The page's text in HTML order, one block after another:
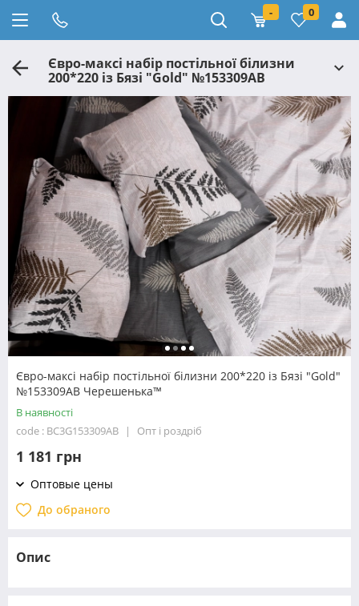
- 0
Євро-максі набір постільної білизни
200*220 із Бязі "Gold" №153309АВ
Черешенька™
Євро-максі набір постільної білизни 200*220 із Бязі "Gold"
№153309АВ Черешенька™
В наявності
code : BC3G153309АВ
Опт і роздріб
1 181 грн
Оптовые цены
До обраного
Опис